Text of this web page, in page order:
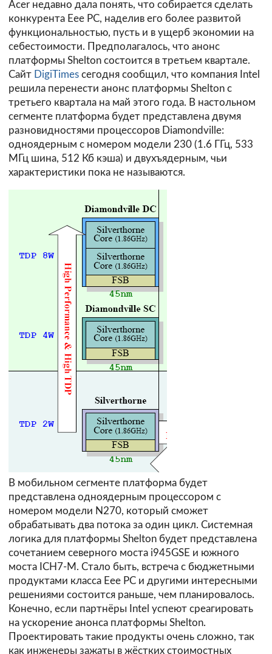
Acer недавно дала понять, что собирается сделать
конкурента Eee PC, наделив его более развитой
функциональностью, пусть и в ущерб экономии на
себестоимости. Предполагалось, что анонс
платформы Shelton состоится в третьем квартале.
Сайт DigiTimes сегодня сообщил, что компания Intel
решила перенести анонс платформы Shelton с
третьего квартала на май этого года. В настольном
сегменте платформа будет представлена двумя
разновидностями процессоров Diamondville:
одноядерным с номером модели 230 (1.6 ГГц, 533
МГц шина, 512 Кб кэша) и двухъядерным, чьи
характеристики пока не называются.
В мобильном сегменте платформа будет
представлена одноядерным процессором с
номером модели N270, который сможет
обрабатывать два потока за один цикл. Системная
логика для платформы Shelton будет представлена
сочетанием северного моста i945GSE и южного
моста ICH7-M. Стало быть, встреча с бюджетными
продуктами класса Eee PC и другими интересными
решениями состоится раньше, чем планировалось.
Конечно, если партнёры Intel успеют среагировать
на ускорение анонса платформы Shelton.
Проектировать такие продукты очень сложно, так
как инженеры зажаты в жёстких стоимостных